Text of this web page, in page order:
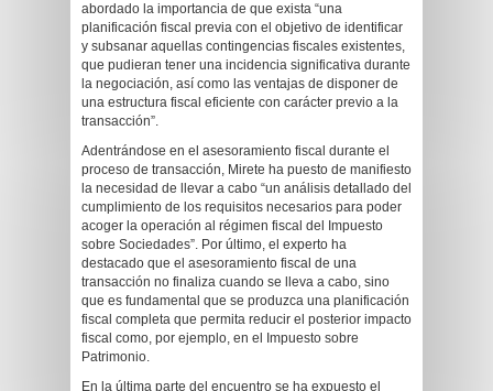
abordado la importancia de que exista “una
planificación fiscal previa con el objetivo de identificar
y subsanar aquellas contingencias fiscales existentes,
que pudieran tener una incidencia significativa durante
la negociación, así como las ventajas de disponer de
una estructura fiscal eficiente con carácter previo a la
transacción”.
Adentrándose en el asesoramiento fiscal durante el
proceso de transacción, Mirete ha puesto de manifiesto
la necesidad de llevar a cabo “un análisis detallado del
cumplimiento de los requisitos necesarios para poder
acoger la operación al régimen fiscal del Impuesto
sobre Sociedades”. Por último, el experto ha
destacado que el asesoramiento fiscal de una
transacción no finaliza cuando se lleva a cabo, sino
que es fundamental que se produzca una planificación
fiscal completa que permita reducir el posterior impacto
fiscal como, por ejemplo, en el Impuesto sobre
Patrimonio.
En la última parte del encuentro se ha expuesto el